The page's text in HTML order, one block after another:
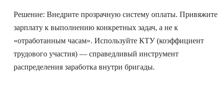
Решение: Внедрите прозрачную систему оплаты. Привяжите
зарплату к выполнению конкретных задач, а не к
«отработанным часам». Используйте КТУ (коэффициент
трудового участия) — справедливый инструмент
распределения заработка внутри бригады.